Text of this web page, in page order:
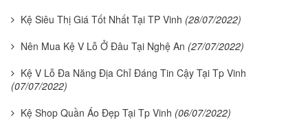
Kệ Siêu Thị Giá Tốt Nhất Tại TP Vinh (28/07/2022)
Nên Mua Kệ V Lỗ Ở Đâu Tại Nghệ An (27/07/2022)
Kệ V Lỗ Đa Năng Địa Chỉ Đáng Tin Cậy Tại Tp Vinh
(07/07/2022)
Kệ Shop Quần Áo Đẹp Tại Tp Vinh (06/07/2022)